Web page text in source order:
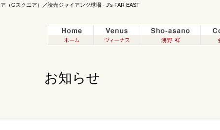
Gスクエア）／読売ジャイアンツ球場 - J's FAR EAST
お知らせ